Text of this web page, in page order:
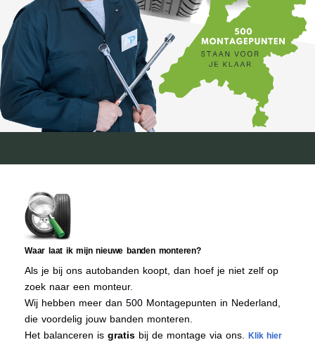
Waar laat ik mijn nieuwe banden monteren?
Als je bij ons autobanden koopt, dan hoef je niet zelf op
zoek naar een monteur.
Wij hebben meer dan 500 Montagepunten in Nederland,
die voordelig jouw banden monteren.
Het balanceren is gratis bij de montage via ons. Klik hier